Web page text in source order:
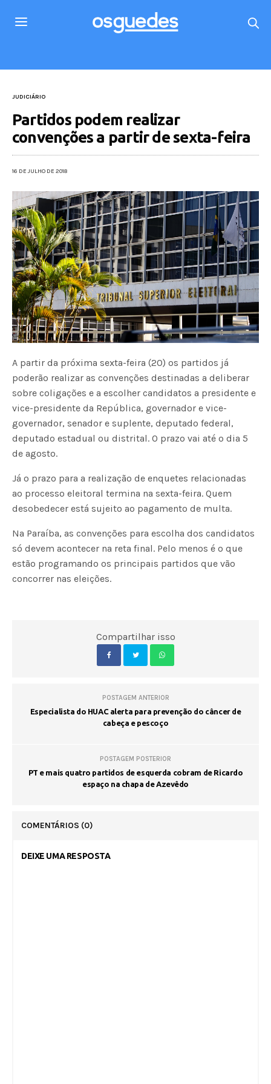
JUDICIÁRIO
Partidos podem realizar
convenções a partir de sexta-feira
16 DE JULHO DE 2018
A partir da próxima sexta-feira (20) os partidos já
poderão realizar as convenções destinadas a deliberar
sobre coligações e a escolher candidatos a presidente e
vice-presidente da República, governador e vice-
governador, senador e suplente, deputado federal,
deputado estadual ou distrital. O prazo vai até o dia 5
de agosto.
Já o prazo para a realização de enquetes relacionadas
ao processo eleitoral termina na sexta-feira. Quem
desobedecer está sujeito ao pagamento de multa.
Na Paraíba, as convenções para escolha dos candidatos
só devem acontecer na reta final. Pelo menos é o que
estão programando os principais partidos que vão
concorrer nas eleições.
Compartilhar isso
POSTAGEM ANTERIOR
Especialista do HUAC alerta para prevenção do câncer de
cabeça e pescoço
POSTAGEM POSTERIOR
PT e mais quatro partidos de esquerda cobram de Ricardo
espaço na chapa de Azevêdo
COMENTÁRIOS (0)
DEIXE UMA RESPOSTA